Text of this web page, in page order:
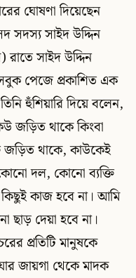
ঘোষণা দিয়েছেন
সদস্য সাইদ উদ্দিন
সাইদ উদ্দিন
পেজে প্রকাশিত এক
হুঁশিয়ারি দিয়ে বলেন,
জড়িত থাকে কিংবা
জড়িত থাকে, কাউকেই
দল, কোনো ব্যক্তি
কাজ হবে না। আমি
ছাড় দেয়া হবে না।
প্রতিটি মানুষকে
জায়গা থেকে মাদক